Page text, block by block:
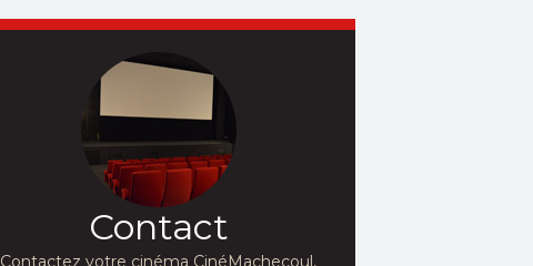
Contact
Contactez votre cinéma CinéMachecoul,